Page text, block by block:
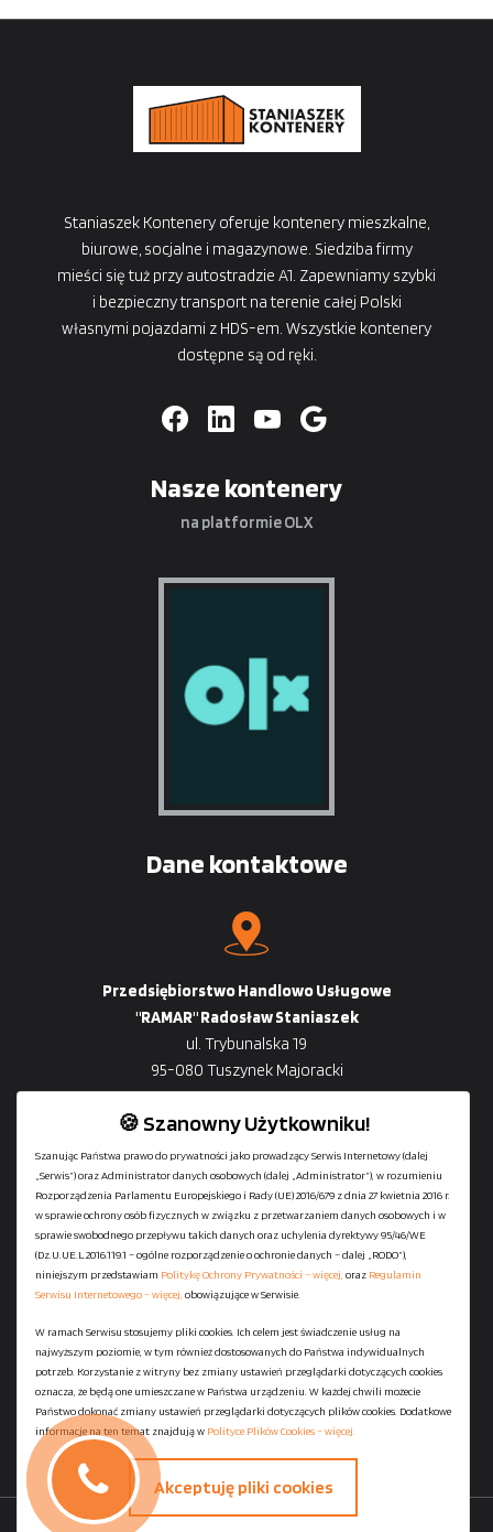
Staniaszek Kontenery oferuje kontenery mieszkalne,
biurowe, socjalne i magazynowe. Siedziba firmy
mieści się tuż przy autostradzie A1. Zapewniamy szybki
i bezpieczny transport na terenie całej Polski
własnymi pojazdami z HDS-em. Wszystkie kontenery
dostępne są od ręki.
Nasze kontenery
na platformie OLX
Dane kontaktowe
Przedsiębiorstwo Handlowo Usługowe
"RAMAR" Radosław Staniaszek
ul. Trybunalska 19
95-080 Tuszynek Majoracki
+48729-133-333
biuro@601144444.pl
Kontakt
Regulamin serwisu
Polityka Ochrony Prywatności
Polityka Plików Cookies
Copyright ©StaniaszekKontenery.pl- 2026 All Rights Reserved.
🍪 Szanowny Użytkowniku!
Szanując Państwa prawo do prywatności jako prowadzący Serwis Internetowy (dalej
„Serwis”) oraz Administrator danych osobowych (dalej „Administrator”), w rozumieniu
Rozporządzenia Parlamentu Europejskiego i Rady (UE) 2016/679 z dnia 27 kwietnia 2016 r.
w sprawie ochrony osób fizycznych w związku z przetwarzaniem danych osobowych i w
sprawie swobodnego przepływu takich danych oraz uchylenia dyrektywy 95/46/WE
(Dz.U.UE.L.2016.119.1 – ogólne rozporządzenie o ochronie danych – dalej „RODO”),
niniejszym przedstawiam Politykę Ochrony Prywatności – więcej, oraz Regulamin
Serwisu Internetowego – więcej, obowiązujące w Serwisie.
W ramach Serwisu stosujemy pliki cookies. Ich celem jest świadczenie usług na
najwyższym poziomie, w tym również dostosowanych do Państwa indywidualnych
potrzeb. Korzystanie z witryny bez zmiany ustawień przeglądarki dotyczących cookies
oznacza, że będą one umieszczane w Państwa urządzeniu. W każdej chwili możecie
Państwo dokonać zmiany ustawień przeglądarki dotyczących plików cookies. Dodatkowe
informacje na ten temat znajdują w Polityce Plików Cookies – więcej.
Akceptuję pliki cookies